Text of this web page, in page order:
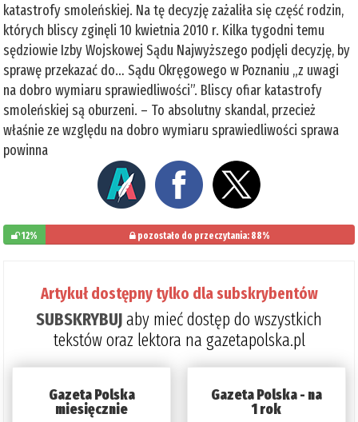
katastrofy smoleńskiej. Na tę decyzję zażaliła się część rodzin,
których bliscy zginęli 10 kwietnia 2010 r. Kilka tygodni temu
sędziowie Izby Wojskowej Sądu Najwyższego podjęli decyzję, by
sprawę przekazać do… Sądu Okręgowego w Poznaniu „z uwagi
na dobro wymiaru sprawiedliwości”. Bliscy ofiar katastrofy
smoleńskiej są oburzeni. – To absolutny skandal, przecież
właśnie ze względu na dobro wymiaru sprawiedliwości sprawa
powinna
12% pozostało do przeczytania: 88%
Artykuł dostępny tylko dla subskrybentów
SUBSKRYBUJaby mieć dostęp do wszystkich
tekstów oraz lektora na gazetapolska.pl
Gazeta Polska
miesięcznie
Gazeta Polska - na
1 rok